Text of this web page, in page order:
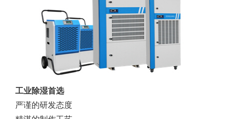
工业除湿首选
严谨的研发态度